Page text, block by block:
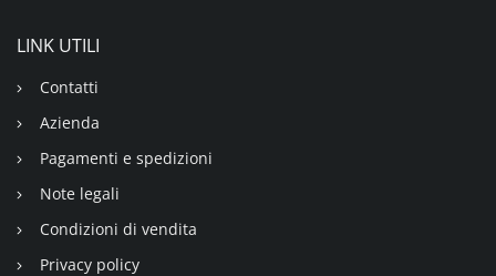
LINK UTILI
Contatti
Azienda
Pagamenti e spedizioni
Note legali
Condizioni di vendita
Privacy policy